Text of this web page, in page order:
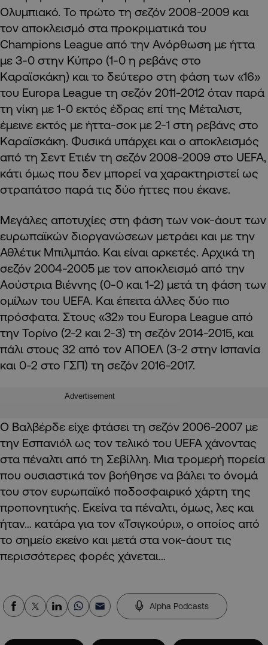
Ολυμπιακό. Το πρώτο τη σεζόν 2008-2009 και
τον αποκλεισμό στα προκριματικά του
Champions League από την Ανόρθωση με ήττα
με 3-0 στην Κύπρο (1-0 η ρεβάνς στο
Καραϊσκάκη) και το δεύτερο στη φάση των «16»
του Europa League τη σεζόν 2011-2012 όταν παρά
τη νίκη με 1-0 εκτός έδρας επί της Μέταλιστ,
έμεινε εκτός με ήττα-σοκ με 2-1 στη ρεβάνς στο
Καραϊσκάκη. Φυσικά υπάρχει και ο αποκλεισμός
από τη Σεντ Ετιέν τη σεζόν 2008-2009 στο UEFA,
κάτι όμως που δεν μπορεί να χαρακτηριστεί ως
στραπάτσο παρά τις δύο ήττες που έκανε.
Μεγάλες αποτυχίες στη φάση των νοκ-άουτ των
ευρωπαϊκών διοργανώσεων μετράει και με την
Αθλέτικ Μπιλμπάο. Και είναι αρκετές. Αρχικά τη
σεζόν 2004-2005 με τον αποκλεισμό από την
Αούστρια Βιέννης (0-0 και 1-2) μετά τη φάση των
ομίλων του UEFA. Και έπειτα άλλες δύο πιο
πρόσφατα. Στους «32» του Europa League από
την Τορίνο (2-2 και 2-3) τη σεζόν 2014-2015, και
πάλι στους 32 από τον ΑΠΟΕΛ (3-2 στην Ισπανία
και 0-2 στο ΓΣΠ) τη σεζόν 2016-2017.
Advertisement
Ο Βαλβέρδε είχε φτάσει τη σεζόν 2006-2007 με
την Εσπανιόλ ως τον τελικό του UEFA χάνοντας
στα πέναλτι από τη Σεβίλλη. Μια τρομερή πορεία
που ουσιαστικά τον βοήθησε να βάλει το όνομά
του στον ευρωπαϊκό ποδοσφαιρικό χάρτη της
προπονητικής. Εκείνα τα πέναλτι, όμως, λες και
ήταν… κατάρα για τον «Τσιγκούρι», ο οποίος από
το σημείο εκείνο και μετά στα νοκ-άουτ τις
περισσότερες φορές χάνεται…
Alpha Podcasts